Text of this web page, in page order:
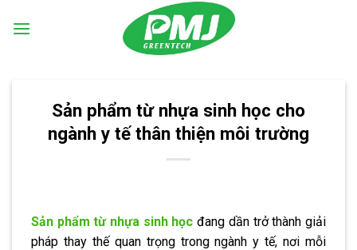
Sản phẩm từ nhựa sinh học cho
ngành y tế thân thiện môi trường
Sản phẩm từ nhựa sinh học đang dần trở thành giải
pháp thay thế quan trọng trong ngành y tế, nơi mỗi